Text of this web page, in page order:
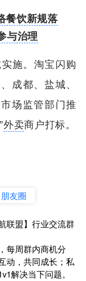
餐饮新规落
与治理
施。淘宝闪购
成都、盐城、
场监管部门推
外卖商户打标。
朋友圈
联盟】行业交流群
每周群内商机分
动，共同成长；私
解决当下问题。